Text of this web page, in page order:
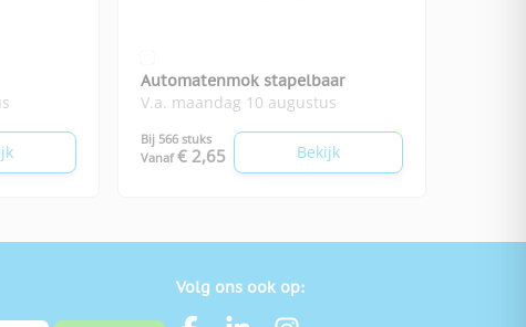
Automatenmok stapelbaar
V.a. maandag 10 augustus
Bij 566 stuks
Vanaf € 2,65 Bekijk
Volg ons ook op: